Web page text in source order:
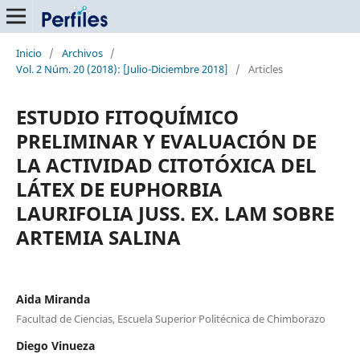
Inicio / Archivos /
Vol. 2 Núm. 20 (2018): [Julio-Diciembre 2018]
/ Articles
ESTUDIO FITOQUÍMICO
PRELIMINAR Y EVALUACIÓN DE
LA ACTIVIDAD CITOTÓXICA DEL
LÁTEX DE EUPHORBIA
LAURIFOLIA JUSS. EX. LAM SOBRE
ARTEMIA SALINA
Aida Miranda
Facultad de Ciencias, Escuela Superior Politécnica de Chimborazo
Diego Vinueza